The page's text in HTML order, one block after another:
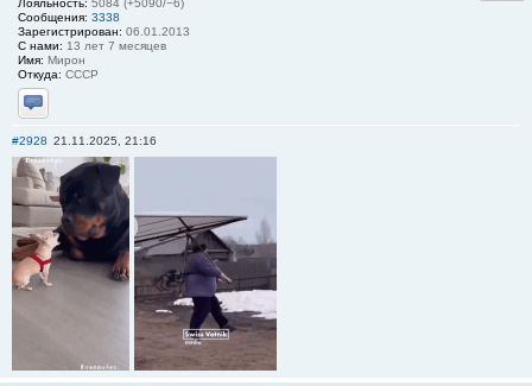
Сообщения: 3338
Зарегистрирован: 06.01.2013
С нами: 13 лет 7 месяцев
Имя: Мирон
Откуда: СССР
Отправить личное сообщение
#2928 21.11.2025, 21:16